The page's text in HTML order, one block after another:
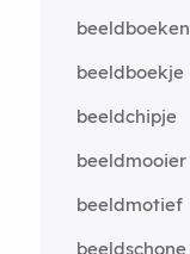
beeldboeken
beeldboekje
beeldchipje
beeldmooier
beeldmotief
beeldschone